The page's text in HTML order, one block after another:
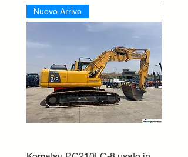
Nuovo Arrivo